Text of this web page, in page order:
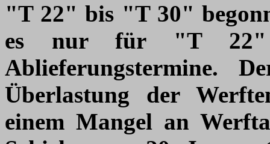
"T 22" bis "T 30"
es nur für "T 22"
Ablieferungstermine.
Überlastung der
einem Mangel an